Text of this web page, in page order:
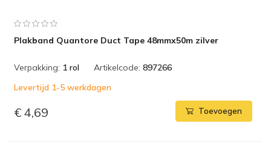
Plakband Quantore Duct Tape 48mmx50m zilver
Verpakking: 1 rol Artikelcode: 897266
Levertijd 1-5 werkdagen
€ 4,69 Toevoegen